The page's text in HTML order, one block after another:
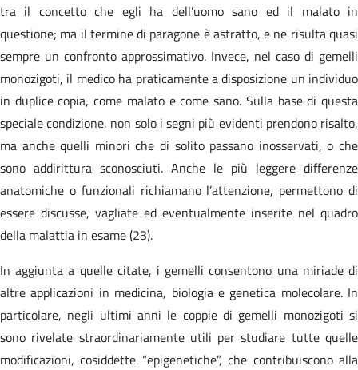
tra il concetto che egli ha dell’uomo sano ed il malato in
questione; ma il termine di paragone è astratto, e ne risulta quasi
sempre un confronto approssimativo. Invece, nel caso di gemelli
monozigoti, il medico ha praticamente a disposizione un individuo
in duplice copia, come malato e come sano. Sulla base di questa
speciale condizione, non solo i segni più evidenti prendono risalto,
ma anche quelli minori che di solito passano inosservati, o che
sono addirittura sconosciuti. Anche le più leggere differenze
anatomiche o funzionali richiamano l’attenzione, permettono di
essere discusse, vagliate ed eventualmente inserite nel quadro
della malattia in esame (23).
In aggiunta a quelle citate, i gemelli consentono una miriade di
altre applicazioni in medicina, biologia e genetica molecolare. In
particolare, negli ultimi anni le coppie di gemelli monozigoti si
sono rivelate straordinariamente utili per studiare tutte quelle
modificazioni, cosiddette “epigenetiche”, che contribuiscono alla